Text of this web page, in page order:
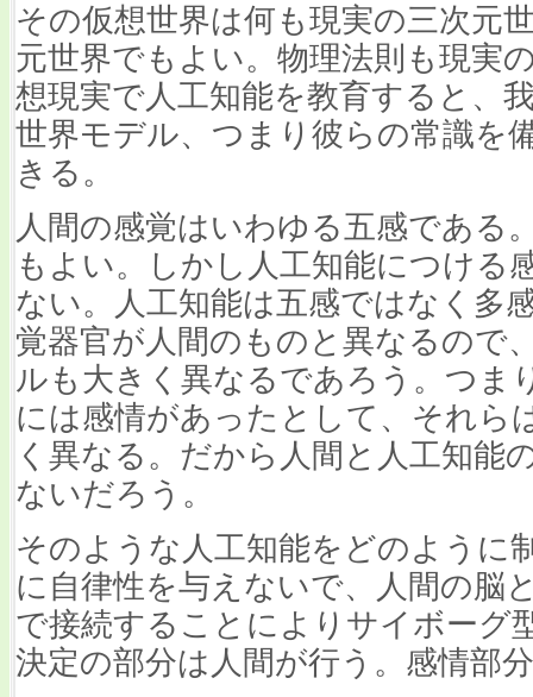
その仮想世界は何も現実の三次元
元世界でもよい。物理法則も現実
想現実で人工知能を教育すると、
世界モデル、つまり彼らの常識を
きる。
人間の感覚はいわゆる五感である
もよい。しかし人工知能につける
ない。人工知能は五感ではなく多
覚器官が人間のものと異なるので
ルも大きく異なるであろう。つま
には感情があったとして、それら
く異なる。だから人間と人工知能
ないだろう。
そのような人工知能をどのように
に自律性を与えないで、人間の脳
で接続することによりサイボーグ
決定の部分は人間が行う。感情部